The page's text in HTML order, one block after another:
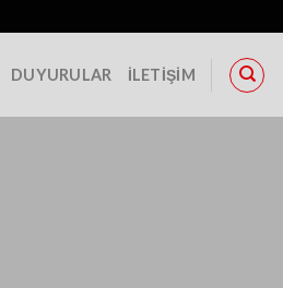
DUYURULAR İLETIŞIM